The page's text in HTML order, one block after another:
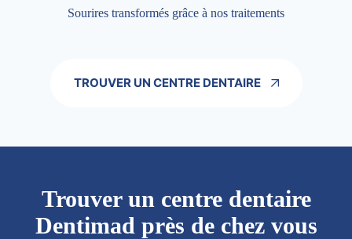
Sourires transformés grâce à nos traitements
TROUVER UN CENTRE DENTAIRE
Trouver un centre dentaire
Dentimad près de chez vous